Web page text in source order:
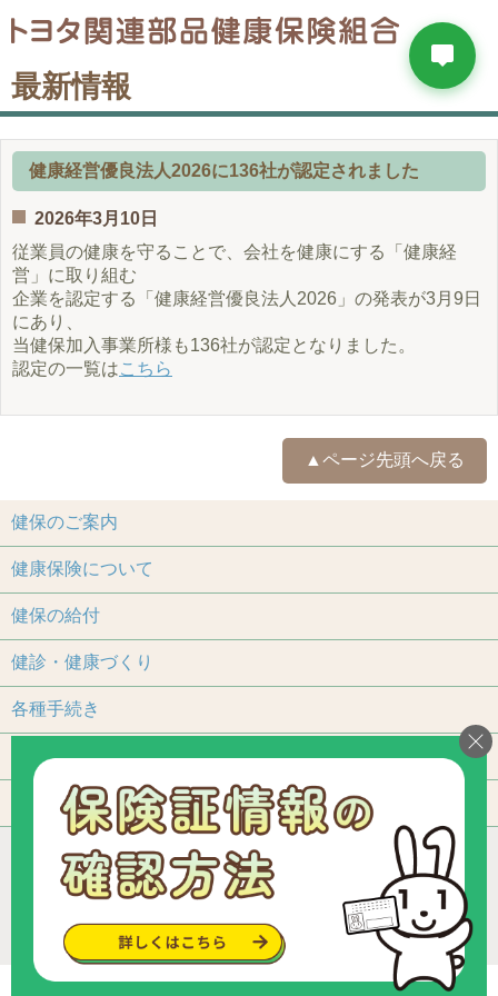
最新情報
健康経営優良法人2026に136社が認定されました
2026年3月10日
従業員の健康を守ることで、会社を健康にする「健康経
営」に取り組む
企業を認定する「健康経営優良法人2026」の発表が3月9日
にあり、
当健保加入事業所様も136社が認定となりました。
認定の一覧はこちら
▲ページ先頭へ戻る
健保のご案内
健康保険について
健保の給付
健診・健康づくり
各種手続き
保養施設
よくあるご質問
アクセス
個人情報保護について
加入事業所一覧
リンク
組合カレンダー
お問い合わせ・ご意見
サイトマップ
ご利用いただくにあたって
.